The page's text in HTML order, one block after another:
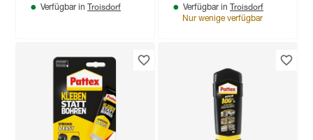
Verfügbar in Troisdorf
Verfügbar in Troisdorf
Nur wenige verfügbar